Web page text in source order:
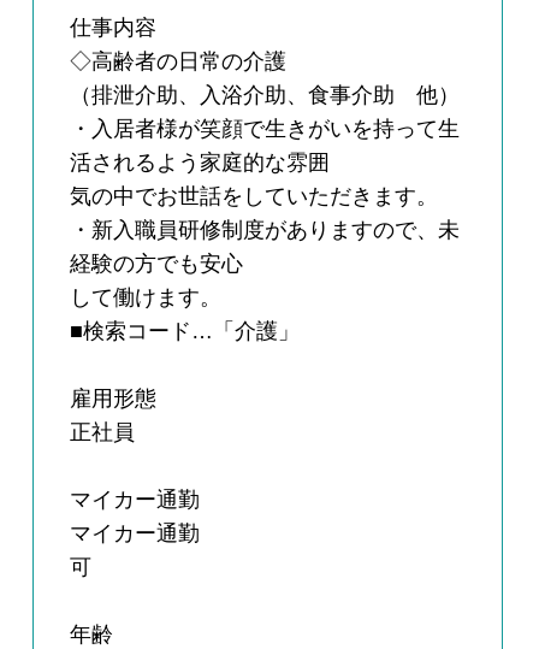
仕事内容
◇高齢者の日常の介護
（排泄介助、入浴介助、食事介助 他）
・入居者様が笑顔で生きがいを持って生
活されるよう家庭的な雰囲
気の中でお世話をしていただきます。
・新入職員研修制度がありますので、未
経験の方でも安心
して働けます。
■検索コード…「介護」
雇用形態
正社員
マイカー通勤
マイカー通勤
可
年齢